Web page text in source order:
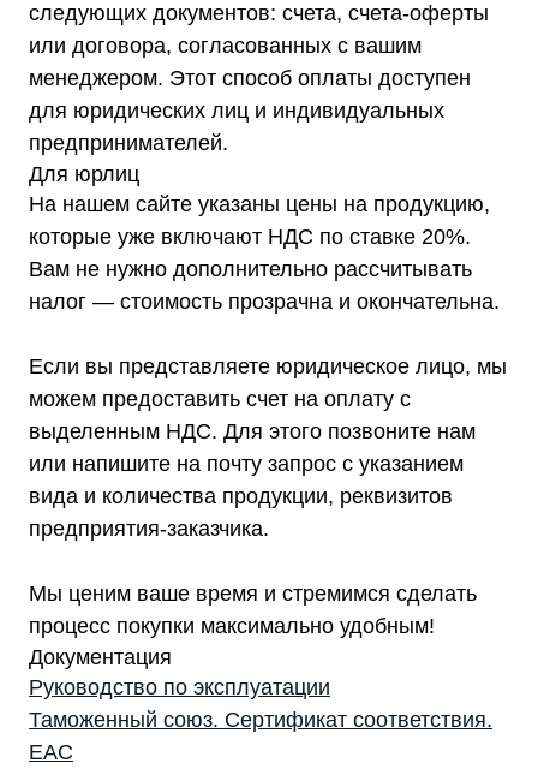
следующих документов: счета, счета-оферты
или договора, согласованных с вашим
менеджером. Этот способ оплаты доступен
для юридических лиц и индивидуальных
предпринимателей.
Для юрлиц
На нашем сайте указаны цены на продукцию,
которые уже включают НДС по ставке 20%.
Вам не нужно дополнительно рассчитывать
налог — стоимость прозрачна и окончательна.
Если вы представляете юридическое лицо, мы
можем предоставить счет на оплату с
выделенным НДС. Для этого позвоните нам
или напишите на почту запрос с указанием
вида и количества продукции, реквизитов
предприятия-заказчика.
Мы ценим ваше время и стремимся сделать
процесс покупки максимально удобным!
Документация
Руководство по эксплуатации
Таможенный союз. Сертификат соответствия.
EAC
info@shtil-stab.ru
г. Москва, 2-й Южнопортовый
проезд, д. 10, стр. 11
Информация, размещенная на сайте,
не является публичной офертой
© 2021-2026 Официальный дилер «Штиль»